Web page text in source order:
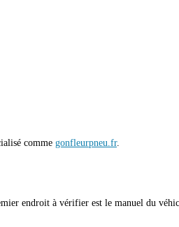
comme gonfleurpneu.fr.
endroit à vérifier est le manuel du